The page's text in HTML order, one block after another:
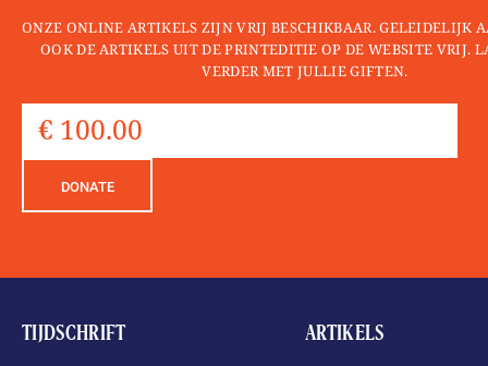
ONZE ONLINE ARTIKELS ZIJN VRIJ BESCHIKBAAR. GELEIDELIJK
OOK DE ARTIKELS UIT DE PRINTEDITIE OP DE WEBSITE VRIJ.
VERDER MET JULLIE GIFTEN.
DONATE
TIJDSCHRIFT ARTIKELS